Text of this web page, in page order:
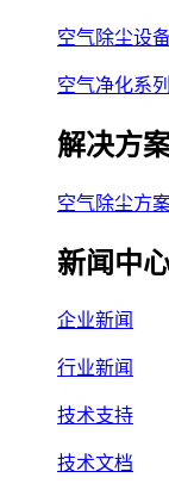
空气除尘设
空气净化系列
解决方
空气除尘方
新闻中
企业新闻
行业新闻
技术支持
技术文档